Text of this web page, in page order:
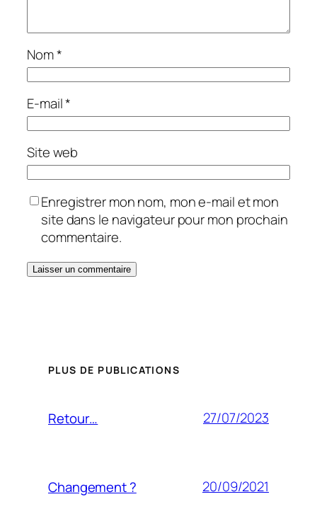
Nom*
E-mail*
Site web
Enregistrer mon nom, mon e-mail et mon
site dans le navigateur pour mon prochain
commentaire.
PLUS DE PUBLICATIONS
Retour… 27/07/2023
Changement ? 20/09/2021